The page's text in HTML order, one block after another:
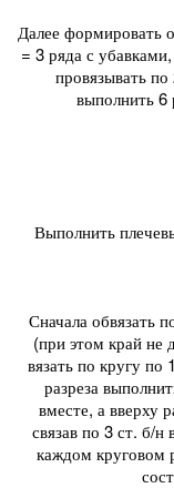
Далее формировать
= 3 ряда с
провязывать
выполнить 6
Выполнить
Сначала обвязать
(при этом край не
вязать по кругу
разреза
вместе, а вверху
связав по 3 ст. б/н
каждом круговом